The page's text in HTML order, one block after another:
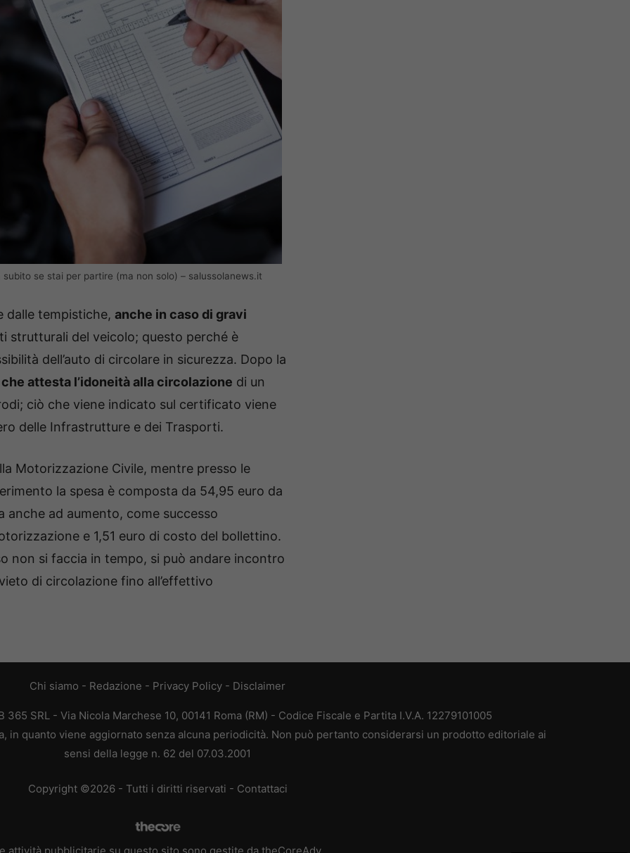
se stai per partire (ma non solo) – salussolanews.it
dalle tempistiche, anche in caso di gravi
strutturali del veicolo; questo perché è
dell’auto di circolare in sicurezza. Dopo la
attesta l’idoneità alla circolazione di un
ciò che viene indicato sul certificato viene
delle Infrastrutture e dei Trasporti.
Motorizzazione Civile, mentre presso le
la spesa è composta da 54,95 euro da
anche ad aumento, come successo
e 1,51 euro di costo del bollettino.
non si faccia in tempo, si può andare incontro
di circolazione fino all’effettivo
Chi siamo - Redazione - Privacy Policy - Disclaimer
SRL - Via Nicola Marchese 10, 00141 Roma (RM) - Codice Fiscale e Partita I.V.A. 12279101005
in quanto viene aggiornato senza alcuna periodicità. Non può pertanto considerarsi un prodotto editoriale ai
sensi della legge n. 62 del 07.03.2001
Copyright ©2026 - Tutti i diritti riservati - Contattaci